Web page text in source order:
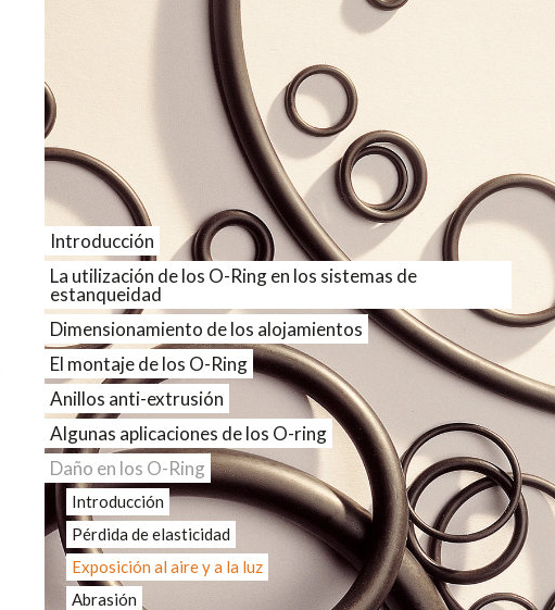
Introducción
La utilización de los O-Ring en los sistemas de
estanqueidad
Dimensionamiento de los alojamientos
El montaje de los O-Ring
Anillos anti-extrusión
Algunas aplicaciones de los O-ring
Daño en los O-Ring
Introducción
Pérdida de elasticidad
Exposición al aire y a la luz
Abrasión